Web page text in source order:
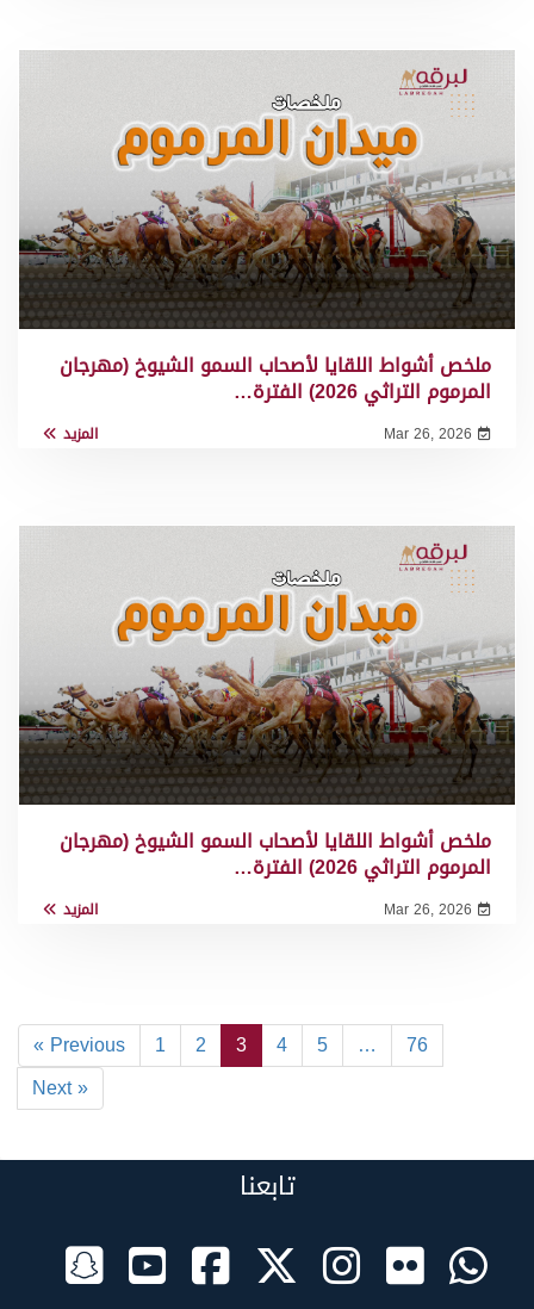
ملخص أشواط اللقايا لأصحاب السمو الشيوخ (مهرجان
المرموم التراثي 2026) الفترة…
Mar 26, 2026 المزيد
ملخص أشواط اللقايا لأصحاب السمو الشيوخ (مهرجان
المرموم التراثي 2026) الفترة…
Mar 26, 2026 المزيد
« Previous 1 2 3 4 5 …
76
Next »
تابعنا